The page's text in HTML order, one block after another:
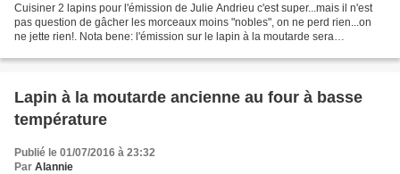
Cuisiner 2 lapins pour l'émission de Julie Andrieu c'est super...mais il n'est
pas question de gâcher les morceaux moins "nobles", on ne perd rien...on
ne jette rien!. Nota bene: l'émission sur le lapin à la moutarde sera
Lapin à la moutarde ancienne au four à basse
température
Publié le 01/07/2016 à 23:32
Par Alannie